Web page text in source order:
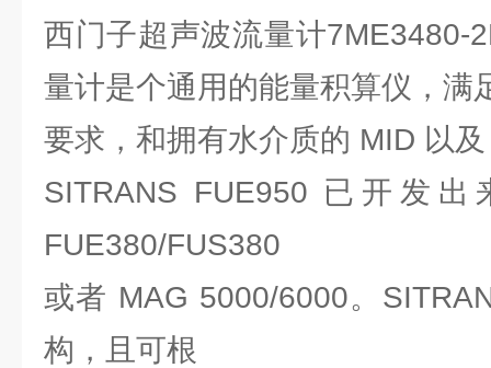
西门子超声波流量计7ME3480-
量计是个通用的能量积算仪，满
要求，和拥有水介质的 MID 以
SITRANS FUE950 已开发
FUE380/FUS380
或者 MAG 5000/6000。
构，且可根